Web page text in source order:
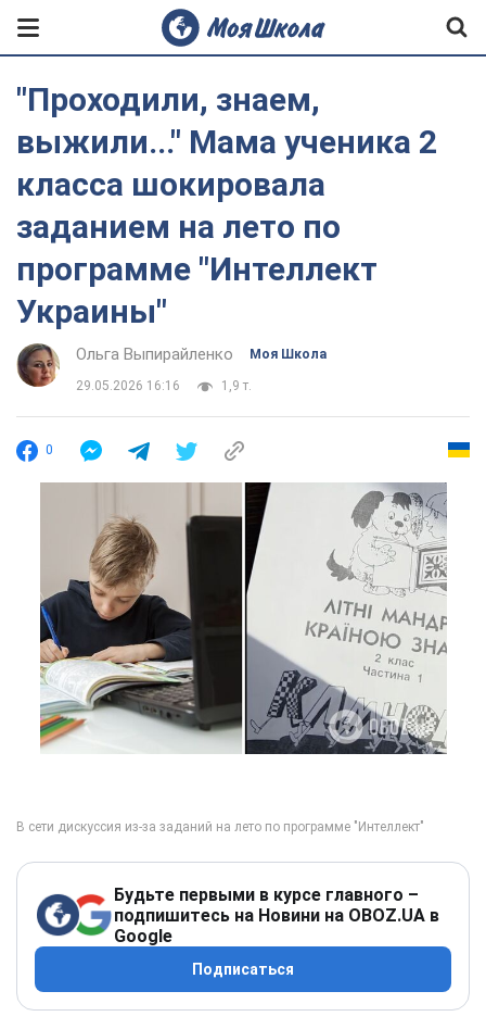
"Проходили, знаем,
выжили..." Мама ученика 2
класса шокировала
заданием на лето по
программе "Интеллект
Украины"
Ольга Выпирайленко Моя Школа
29.05.2026 16:16 1,9 т.
0
Будьте первыми в курсе главного –
подпишитесь на Новини на OBOZ.UA в
Google
Подписаться